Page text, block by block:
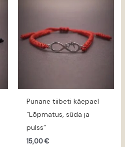
Punane tiibeti käepael
“Lõpmatus, süda ja
pulss”
15,00€